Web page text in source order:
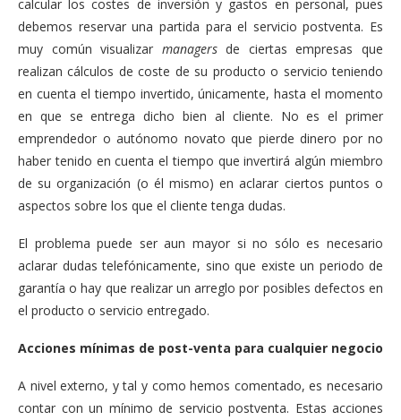
calcular los costes de inversión y gastos en personal, pues
debemos reservar una partida para el servicio postventa. Es
muy común visualizar managersde ciertas empresas que
realizan cálculos de coste de su producto o servicio teniendo
en cuenta el tiempo invertido, únicamente, hasta el momento
en que se entrega dicho bien al cliente. No es el primer
emprendedor o autónomo novato que pierde dinero por no
haber tenido en cuenta el tiempo que invertirá algún miembro
de su organización (o él mismo) en aclarar ciertos puntos o
aspectos sobre los que el cliente tenga dudas.
El problema puede ser aun mayor si no sólo es necesario
aclarar dudas telefónicamente, sino que existe un periodo de
garantía o hay que realizar un arreglo por posibles defectos en
el producto o servicio entregado.
Acciones mínimas de post-venta para cualquier negocio
A nivel externo, y tal y como hemos comentado, es necesario
contar con un mínimo de servicio postventa. Estas acciones